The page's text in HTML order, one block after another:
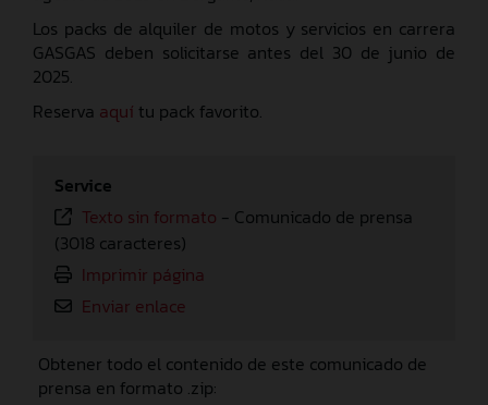
Los packs de alquiler de motos y servicios en carrera
GASGAS deben solicitarse antes del 30 de junio de
2025.
Reserva aquí tu pack favorito.
Service
Texto sin formato - Comunicado de prensa
(3018 caracteres)
Imprimir página
Enviar enlace
Obtener todo el contenido de este comunicado de
prensa en formato .zip: